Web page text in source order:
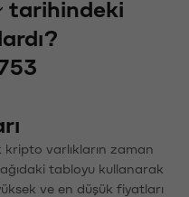
tarihindeki
varlıkların zaman
tabloyu kullanarak
ve en düşük fiyatları